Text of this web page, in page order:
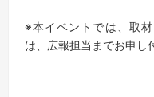
※本イベントでは、取
は、広報担当までお申し